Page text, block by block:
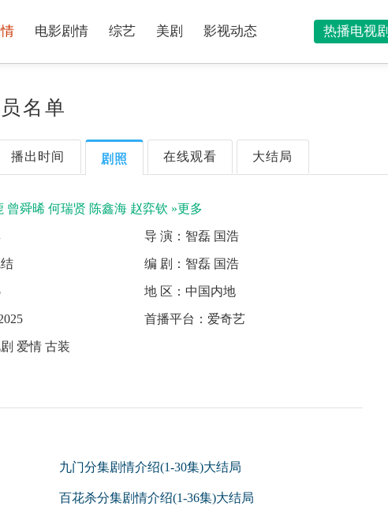
电影剧情 综艺 美剧 影视动态 热播电视剧
名单
播出时间 剧照 在线观看 大结局
曾舜晞 何瑞贤 陈鑫海 赵弈钦 »更多
导 演： 智磊 国浩
编 剧： 智磊 国浩
地 区： 中国内地
首播平台： 爱奇艺
爱情 古装
九门分集剧情介绍(1-30集)大结局
百花杀分集剧情介绍(1-36集)大结局